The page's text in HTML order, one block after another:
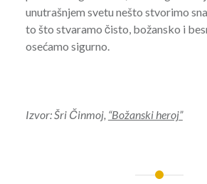
unutrašnjem svetu nešto stvorimo
to što stvaramo čisto, božansko i
osećamo sigurno.
Izvor: Šri Činmoj, “Božanski heroj”